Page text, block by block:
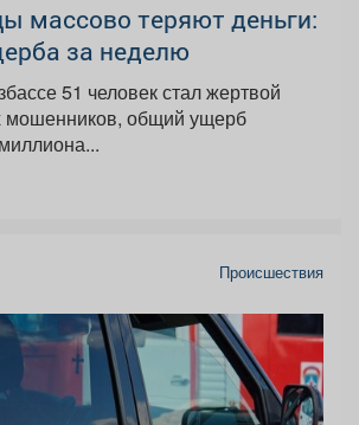
массово теряют деньги:
за неделю
51 человек стал жертвой
мошенников, общий ущерб
Происшествия